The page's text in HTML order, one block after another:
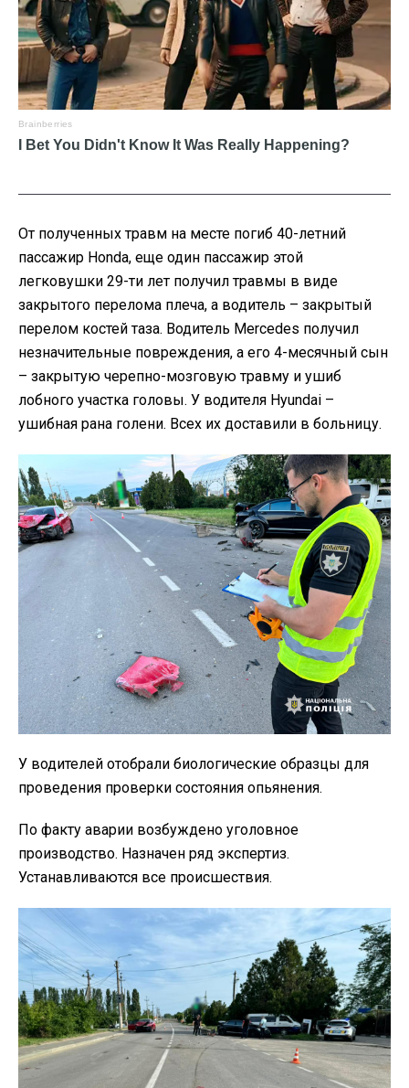
От полученных травм на месте погиб 40-летний
пассажир Honda, еще один пассажир этой
легковушки 29-ти лет получил травмы в виде
закрытого перелома плеча, а водитель – закрытый
перелом костей таза. Водитель Mercedes получил
незначительные повреждения, а его 4-месячный сын
– закрытую черепно-мозговую травму и ушиб
лобного участка головы. У водителя Hyundai –
ушибная рана голени. Всех их доставили в больницу.
У водителей отобрали биологические образцы для
проведения проверки состояния опьянения.
По факту аварии возбуждено уголовное
производство. Назначен ряд экспертиз.
Устанавливаются все происшествия.